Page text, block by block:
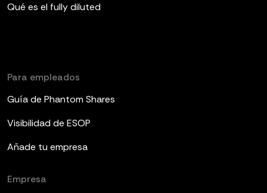
Qué es el fully diluted
Para empleados
Guía de Phantom Shares
Visibilidad de ESOP
Añade tu empresa
Empresa